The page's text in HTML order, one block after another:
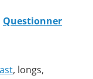
Questionner
, longs,